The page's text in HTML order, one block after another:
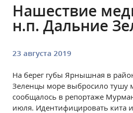
Нашествие
н.п. Дальние
23 августа 2019
На берег губы Ярнышная в
Зеленцы море выбросило тушу
сообщалось в репортаже
июля. Идентифицировать кита